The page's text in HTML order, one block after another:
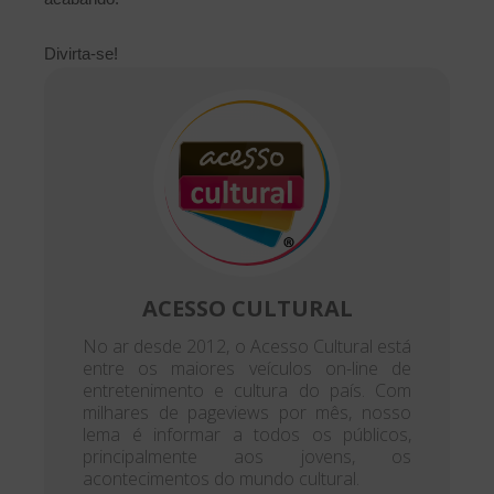
Divirta-se!
ACESSO CULTURAL
No ar desde 2012, o Acesso Cultural está
entre os maiores veículos on-line de
entretenimento e cultura do país. Com
milhares de pageviews por mês, nosso
lema é informar a todos os públicos,
principalmente aos jovens, os
acontecimentos do mundo cultural.